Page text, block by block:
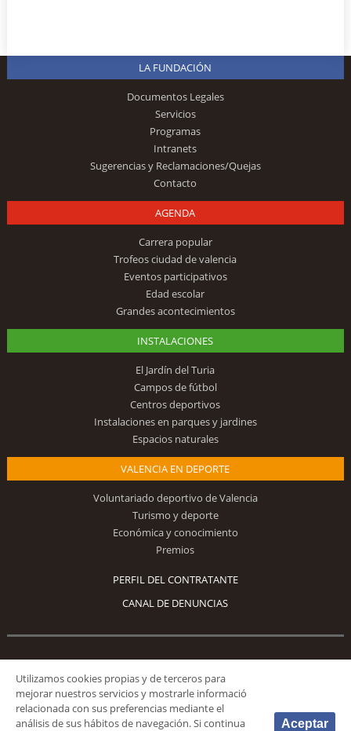
LA FUNDACIÓN
Documentos Legales
Servicios
Programas
Intranets
Sugerencias y Reclamaciones/Quejas
Contacto
AGENDA
Carrera popular
Trofeos ciudad de valencia
Eventos participativos
Edad escolar
Grandes acontecimientos
INSTALACIONES
El Jardín del Turia
Campos de fútbol
Centros deportivos
Instalaciones en parques y jardines
Espacios naturales
VALENCIA EN DEPORTE
Voluntariado deportivo de Valencia
Turismo y deporte
Económica y conocimiento
Premios
PERFIL DEL CONTRATANTE
CANAL DE DENUNCIAS
Síguenos
Utilizamos cookies propias y de terceros para
mejorar nuestros servicios y mostrarle informació
relacionada con sus preferencias mediante el
análisis de sus hábitos de navegación. Si continua
Aceptar